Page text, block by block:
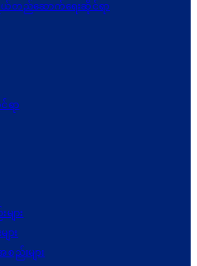
တည်ဆောက်ရေးဆိုင်ရာ
ရာ
ျား
ား
ည်းများ